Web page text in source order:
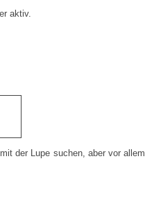
aktiv.
der Lupe suchen, aber vor